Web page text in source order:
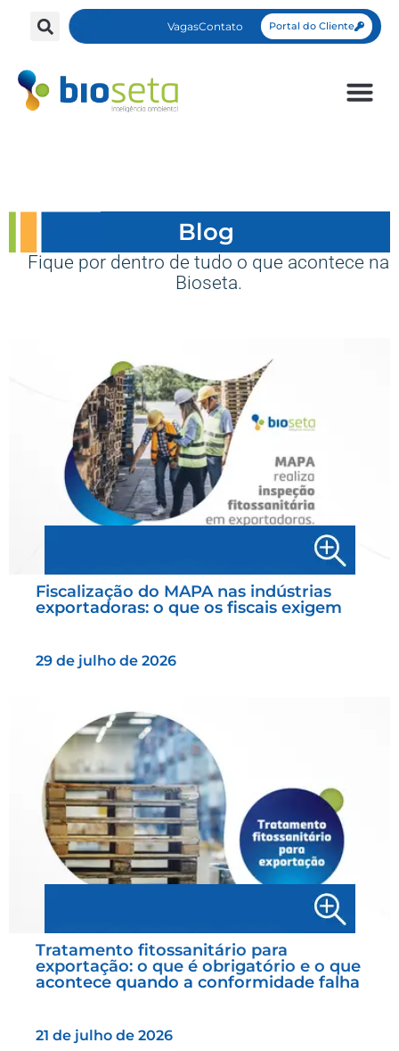
VagasContato Portal do Cliente
Blog
Fique por dentro de tudo o que acontece na
Bioseta.
Fiscalização do MAPA nas indústrias
exportadoras: o que os fiscais exigem
29 de julho de 2026
Tratamento fitossanitário para
exportação: o que é obrigatório e o que
acontece quando a conformidade falha
21 de julho de 2026